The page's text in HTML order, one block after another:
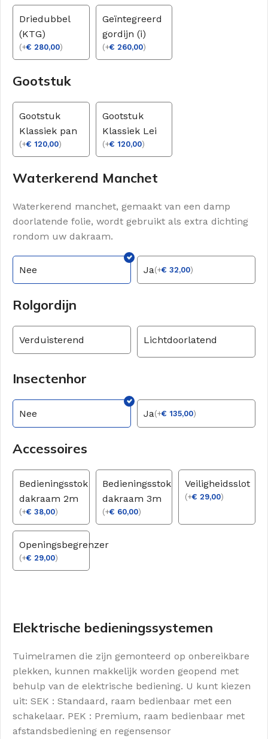
Driedubbel
(KTG)
(+€ 280,00)
Geïntegreerd
gordijn (i)
(+€ 260,00)
Gootstuk
Gootstuk
Klassiek pan
(+€ 120,00)
Gootstuk
Klassiek Lei
(+€ 120,00)
Waterkerend Manchet
Waterkerend manchet, gemaakt van een damp
doorlatende folie, wordt gebruikt als extra dichting
rondom uw dakraam.
Nee Ja(+€ 32,00)
Rolgordijn
Verduisterend Lichtdoorlatend
Insectenhor
Nee Ja(+€ 135,00)
Accessoires
Bedieningsstok
dakraam 2m
(+€ 38,00)
Bedieningsstok
dakraam 3m
(+€ 60,00)
Veiligheidsslot
(+€ 29,00)
Openingsbegrenzer
(+€ 29,00)
Elektrische bedieningssystemen
Tuimelramen die zijn gemonteerd op onbereikbare
plekken, kunnen makkelijk worden geopend met
behulp van de elektrische bediening. U kunt kiezen
uit: SEK : Standaard, raam bedienbaar met een
schakelaar. PEK : Premium, raam bedienbaar met
afstandsbediening en regensensor